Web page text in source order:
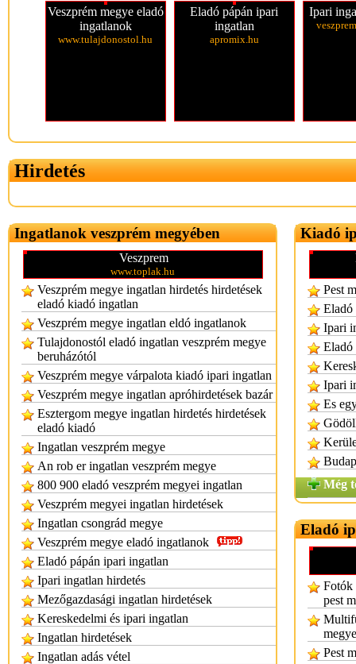
Veszprém megye eladó
ingatlanok
www.tulajdonostol.hu
Eladó pápán ipari
ingatlan
apromix.hu
Ipari
Hirdetés
Ingatlanok veszprém megyében
Veszprem
www.toplak.hu
Veszprém megye ingatlan hirdetés hirdetések
eladó kiadó ingatlan
Veszprém megye ingatlan eldó ingatlanok
Tulajdonostól eladó ingatlan veszprém megye
beruházótól
Veszprém megye várpalota kiadó ipari ingatlan
Veszprém megye ingatlan apróhirdetések bazár
Esztergom megye ingatlan hirdetés hirdetések
eladó kiadó
Ingatlan veszprém megye
An rob er ingatlan veszprém megye
800 900 eladó veszprém megyei ingatlan
Veszprém megyei ingatlan hirdetések
Ingatlan csongrád megye
Veszprém megye eladó ingatlanok
Eladó pápán ipari ingatlan
Ipari ingatlan hirdetés
Mezőgazdasági ingatlan hirdetések
Kereskedelmi és ipari ingatlan
Ingatlan hirdetések
Ingatlan adás vétel
Kiadó
Pest
Eladó
Ipari
Eladó
Ipari
Es
Még
Eladó
Fotók
pest
Pest